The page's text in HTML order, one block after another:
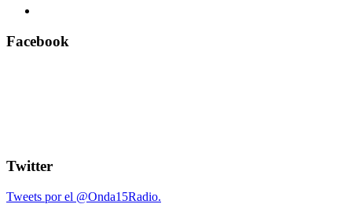
Facebook
Twitter
Tweets por el @Onda15Radio.